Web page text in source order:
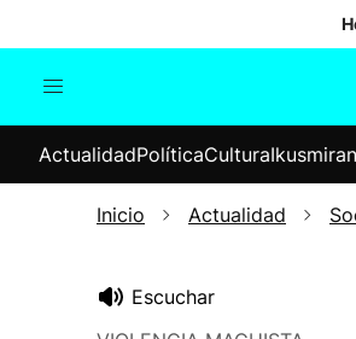
Internacional
Elecciones
ActualidadPolíticaCulturaIkusmiran
Inicio Actualidad
Escuchar